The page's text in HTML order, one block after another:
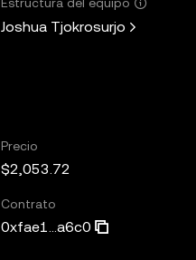
Joshua Tjokrosurjo
Precio
$2,053.72
Contrato
0xfae1...a6c0